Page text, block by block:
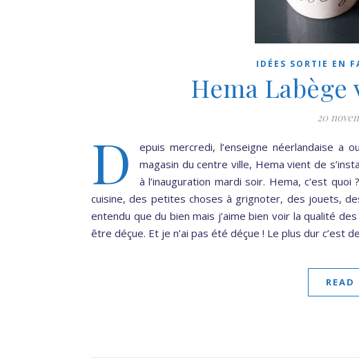
IDÉES SORTIE EN
Hema
20
D
epuis mercredi, l’enseigne néerlandaise a
magasin du centre ville, Hema vient de
à l’inauguration mardi soir. Hema, c’est
cuisine, des petites choses à grignoter, des jouets,
entendu que du bien mais j’aime bien voir la qualité
être déçue. Et je n’ai pas été déçue ! Le plus dur c’est
READ